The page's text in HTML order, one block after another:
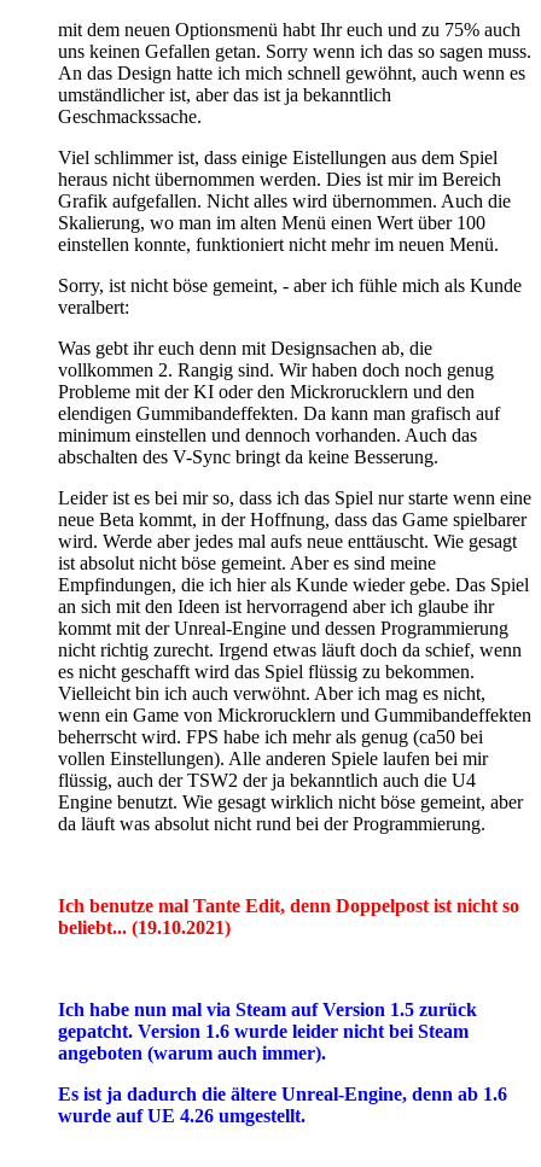
mit dem neuen Optionsmenü habt Ihr euch und zu 75% auch
uns keinen Gefallen getan. Sorry wenn ich das so sagen muss.
An das Design hatte ich mich schnell gewöhnt, auch wenn es
umständlicher ist, aber das ist ja bekanntlich
Geschmackssache.
Viel schlimmer ist, dass einige Eistellungen aus dem Spiel
heraus nicht übernommen werden. Dies ist mir im Bereich
Grafik aufgefallen. Nicht alles wird übernommen. Auch die
Skalierung, wo man im alten Menü einen Wert über 100
einstellen konnte, funktioniert nicht mehr im neuen Menü.
Sorry, ist nicht böse gemeint, - aber ich fühle mich als Kunde
veralbert:
Was gebt ihr euch denn mit Designsachen ab, die
vollkommen 2. Rangig sind. Wir haben doch noch genug
Probleme mit der KI oder den Mickrorucklern und den
elendigen Gummibandeffekten. Da kann man grafisch auf
minimum einstellen und dennoch vorhanden. Auch das
abschalten des V-Sync bringt da keine Besserung.
Leider ist es bei mir so, dass ich das Spiel nur starte wenn eine
neue Beta kommt, in der Hoffnung, dass das Game spielbarer
wird. Werde aber jedes mal aufs neue enttäuscht. Wie gesagt
ist absolut nicht böse gemeint. Aber es sind meine
Empfindungen, die ich hier als Kunde wieder gebe. Das Spiel
an sich mit den Ideen ist hervorragend aber ich glaube ihr
kommt mit der Unreal-Engine und dessen Programmierung
nicht richtig zurecht. Irgend etwas läuft doch da schief, wenn
es nicht geschafft wird das Spiel flüssig zu bekommen.
Vielleicht bin ich auch verwöhnt. Aber ich mag es nicht,
wenn ein Game von Mickrorucklern und Gummibandeffekten
beherrscht wird. FPS habe ich mehr als genug (ca50 bei
vollen Einstellungen). Alle anderen Spiele laufen bei mir
flüssig, auch der TSW2 der ja bekanntlich auch die U4
Engine benutzt. Wie gesagt wirklich nicht böse gemeint, aber
da läuft was absolut nicht rund bei der Programmierung.
Ich benutze mal Tante Edit, denn Doppelpost ist nicht so
beliebt... (19.10.2021)
Ich habe nun mal via Steam auf Version 1.5 zurück
gepatcht. Version 1.6 wurde leider nicht bei Steam
angeboten (warum auch immer).
Es ist ja dadurch die ältere Unreal-Engine, denn ab 1.6
wurde auf UE 4.26 umgestellt.